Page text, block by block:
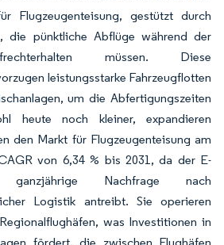
Flugzeugenteisung, gestützt durch
die pünktliche Abflüge während der
müssen. Diese
leistungsstarke Fahrzeugflotten
um die Abfertigungszeiten
heute noch kleiner, expandieren
den Markt für Flugzeugenteisung am
von 6,34 % bis 2031, da der E-
Nachfrage nach
Logistik antreibt. Sie operieren
was Investitionen in